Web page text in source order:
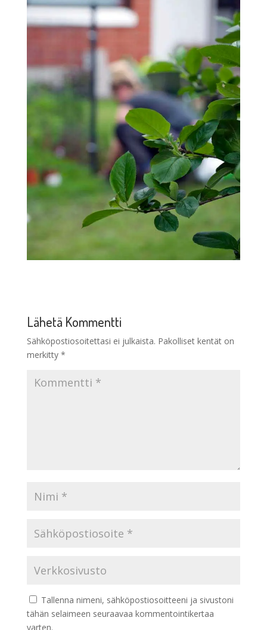
Lähetä Kommentti
Sähköpostiosoitettasi ei julkaista. Pakolliset kentät on
merkitty *
Tallenna nimeni, sähköpostiosoitteeni ja sivustoni
tähän selaimeen seuraavaa kommentointikertaa
varten.